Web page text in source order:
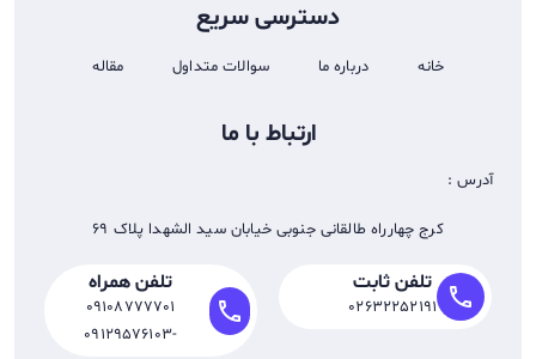
ارتباط با ما
آدرس :
کرج چهارراه طالقانی جنوبی خیابان سید الشهدا پلاک 69
call تلفن ثابت
02632252191
call
تلفن همراه
09108777701
-09129576103
دسترسی سریع
خانه درباره ما سوالات متداول مقاله